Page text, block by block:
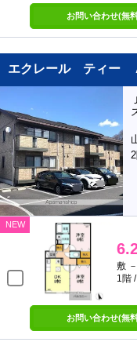
お問い合わせ(無
エクレール ティー
NEW
敷
1階
お問い合わせ(無